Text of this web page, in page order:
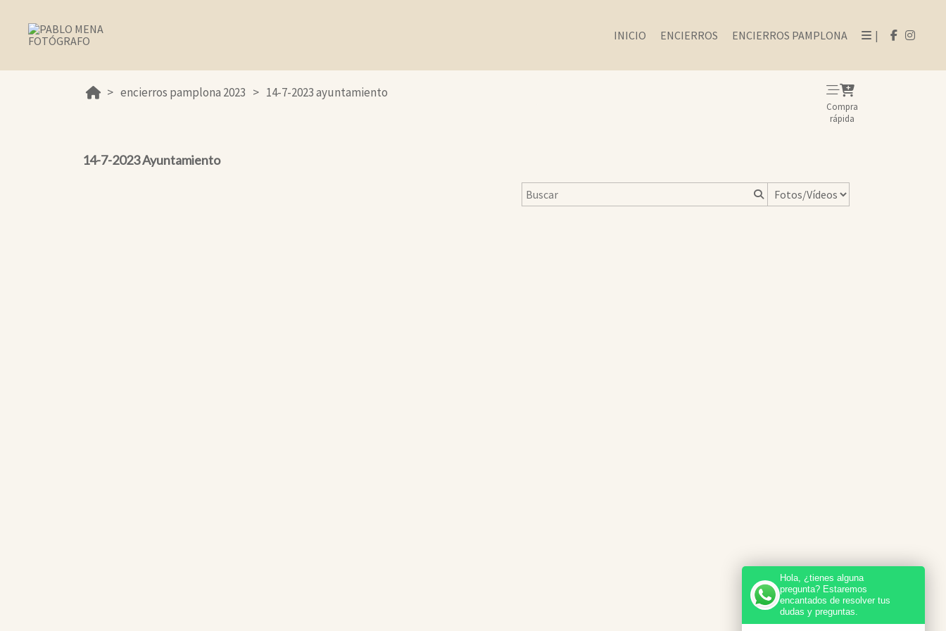
INICIO ENCIERROS ENCIERROS PAMPLONA |
encierros pamplona 2023 14-7-2023 ayuntamiento
Compra
rápida
14-7-2023 Ayuntamiento
Hola, ¿tienes alguna
pregunta? Estaremos
encantados de resolver tus
dudas y preguntas.